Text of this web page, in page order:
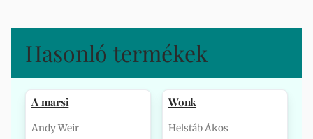
Hasonló termékek
A marsi
Andy Weir
Wonk
Helstáb Ákos